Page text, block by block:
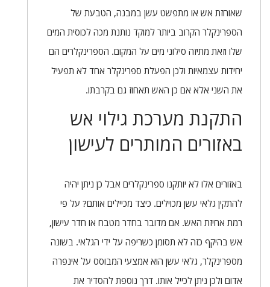
שאוחזת אש או מתפשט עשן במבנה, הטבעת של
הספרינקלר הקרוב ביותר למוקד נותנת מכה לכוסית המים
שלו וזאת מתיזה סילוני מים על המקום. הספרינקלרים הם
יחידות עצמאיות ולכן הפעלת ספרינקלר אחד לא תפעיל
את השני אלא אם כן האש תאחוז גם בקרבתו.
התקנת מערכת גילוי אש
באזורים המותרים לעישון
באזורים אלו לא יותקנו ספרינקלרים אבל כן ניתן יהיה
להתקין גלאי עשן מכוילים. כיצד מכיילים אותם? על פי
רמת אחיזת האש. אם מדובר בחדר מטבח או חדר עישון,
אש בהיקף כזה לא תסומן כשריפה על ידי הגלאי. בשונה
מספרינקלר, גלאי עשן הוא אמצעי המבוסס על אינפרה
אדום ולכן ניתן לכייל אותו. דרך נוספת להסדיר את